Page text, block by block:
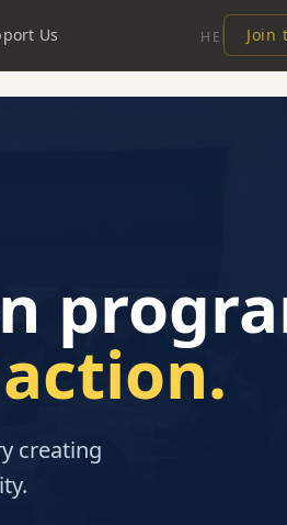
Us HE Join
creating